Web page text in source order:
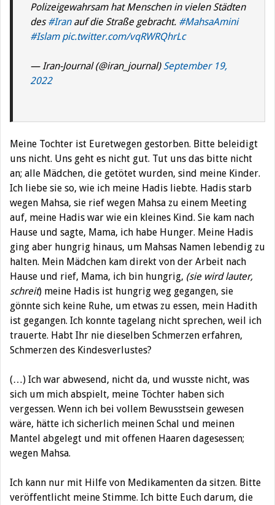
Polizeigewahrsam hat Menschen in vielen Städten
des #Iranauf die Straße gebracht. #MahsaAmini
#Islam pic.twitter.com/vqRWRQhrLc
— Iran-Journal (@iran_journal) September 19,
2022
Meine Tochter ist Euretwegen gestorben. Bitte beleidigt
uns nicht. Uns geht es nicht gut. Tut uns das bitte nicht
an; alle Mädchen, die getötet wurden, sind meine Kinder.
Ich liebe sie so, wie ich meine Hadis liebte. Hadis starb
wegen Mahsa, sie rief wegen Mahsa zu einem Meeting
auf, meine Hadis war wie ein kleines Kind. Sie kam nach
Hause und sagte, Mama, ich habe Hunger. Meine Hadis
ging aber hungrig hinaus, um Mahsas Namen lebendig zu
halten. Mein Mädchen kam direkt von der Arbeit nach
Hause und rief, Mama, ich bin hungrig, (sie wird lauter,
schreit) meine Hadis ist hungrig weg gegangen, sie
gönnte sich keine Ruhe, um etwas zu essen, mein Hadith
ist gegangen. Ich konnte tagelang nicht sprechen, weil ich
trauerte. Habt Ihr nie dieselben Schmerzen erfahren,
Schmerzen des Kindesverlustes?
(…) Ich war abwesend, nicht da, und wusste nicht, was
sich um mich abspielt, meine Töchter haben sich
vergessen. Wenn ich bei vollem Bewusstsein gewesen
wäre, hätte ich sicherlich meinen Schal und meinen
Mantel abgelegt und mit offenen Haaren dagesessen;
wegen Mahsa.
Ich kann nur mit Hilfe von Medikamenten da sitzen. Bitte
veröffentlicht meine Stimme. Ich bitte Euch darum, die